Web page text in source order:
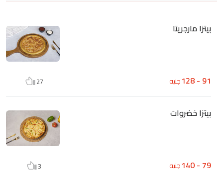
بيتزا مارجريتا
91 - 128 جنيه 27
بيتزا خضروات
79 - 140 جنيه 3